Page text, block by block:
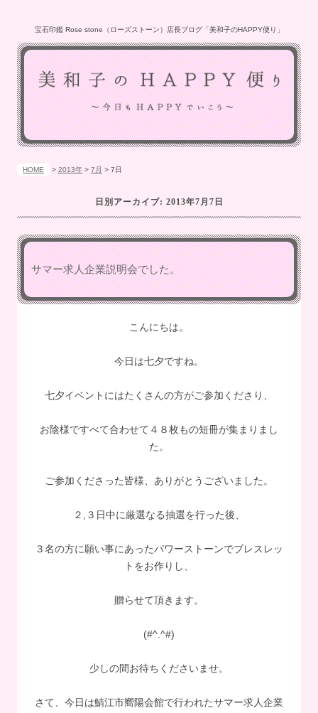
宝石印鑑 Rose stone（ローズストーン）店長ブログ「美和子のHAPPY便り」
HOME > 2013年 > 7月 > 7日
日別アーカイブ: 2013年7月7日
サマー求人企業説明会でした。
こんにちは。
今日は七夕ですね。
七夕イベントにはたくさんの方がご参加くださり、
お陰様ですべて合わせて４８枚もの短冊が集まりまし
た。
ご参加くださった皆様、ありがとうございました。
２,３日中に厳選なる抽選を行った後、
３名の方に願い事にあったパワーストーンでブレスレッ
トをお作りし、
贈らせて頂きます。
(#^.^#)
少しの間お待ちくださいませ。
さて、今日は鯖江市嚮陽会館で行われたサマー求人企業